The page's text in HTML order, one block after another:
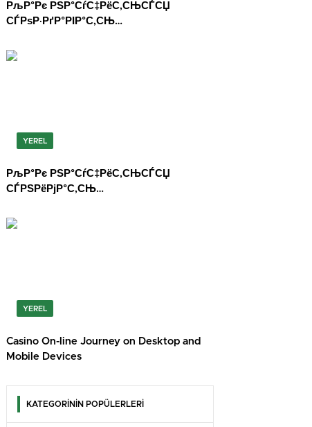
РљР°Рє РЅР°СѓС‡РёС‚СЊСЃСЏ
СЃРѕР·РґР°РІР°С‚СЊ
С„РѕС‚Рѕ РЅР° СЃРјР°СЂС‚С„РѕРЅ
YEREL
РљР°Рє РЅР°СѓС‡РёС‚СЊСЃСЏ
СЃРЅРёРјР°С‚СЊ
СЃРЅРёРјРєРё РЅР° СЃРјР°СЂС‚С„РѕРЅ
YEREL
Casino On-line Journey on Desktop and
Mobile Devices
KATEGORİNİN POPÜLERLERİ